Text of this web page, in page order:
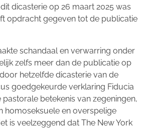
dicasterie op 26 maart 2025 was
opdracht gegeven tot de publicatie
schandaal en verwarring onder
zelfs meer dan de publicatie op
hetzelfde dicasterie van de
goedgekeurde verklaring Fiducia
betekenis van zegeningen,
homoseksuele en overspelige
is veelzeggend dat The New York